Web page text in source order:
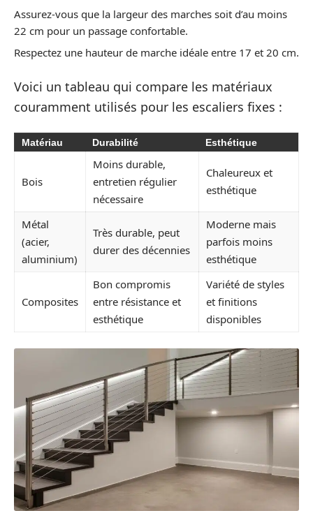
Assurez-vous que la largeur des marches soit d’au moins
22 cm pour un passage confortable.
Respectez une hauteur de marche idéale entre 17 et 20 cm.
Voici un tableau qui compare les matériaux
couramment utilisés pour les escaliers fixes :
Matériau Durabilité Esthétique
Bois
Moins durable,
entretien régulier
nécessaire
Chaleureux et
esthétique
Métal
(acier,
aluminium)
Très durable, peut
durer des décennies
Moderne mais
parfois moins
esthétique
Composites
Bon compromis
entre résistance et
esthétique
Variété de styles
et finitions
disponibles